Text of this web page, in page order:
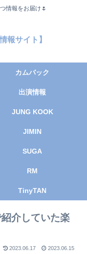
情報をお届け🌷
報サイト】
カムバック
出演情報
JUNG KOOK
JIMIN
SUGA
RM
TinyTAN
介していた楽
2023.06.17 2023.06.15